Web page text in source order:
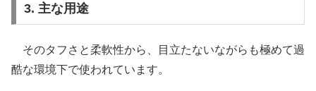
3. 主な用途
そのタフさと柔軟性から、目立たないながらも極めて過
酷な環境下で使われています。